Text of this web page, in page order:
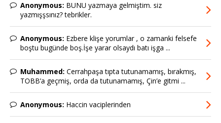
Anonymous: BUNU yazmaya gelmiştim. siz
yazmışşsınız? tebrikler.
Anonymous: Ezbere klişe yorumlar , o zamanki felsefe
boştu bugünde boş.İşe yarar olsaydı batı işga ...
Muhammed: Cerrahpaşa tıpta tutunamamış, bırakmış,
TOBB’a geçmiş, orda da tutunamamış, Çin’e gitmi ...
Anonymous: Haccin vaciplerinden